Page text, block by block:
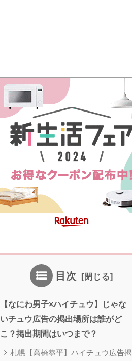
目次
【なにわ男子×ハイチュウ】じゃな
いチュウ広告の掲出場所は誰がど
こ？掲出期間はいつまで？
札幌【高橋恭平】ハイチュウ広告掲